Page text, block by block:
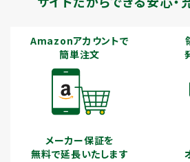
Amazonアカウントで
簡単注文
メーカー保証を
無料で延長いたします